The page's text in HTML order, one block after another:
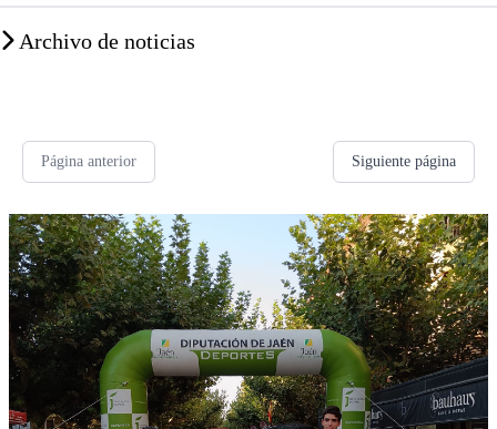
Archivo de noticias
Página anterior Siguiente página